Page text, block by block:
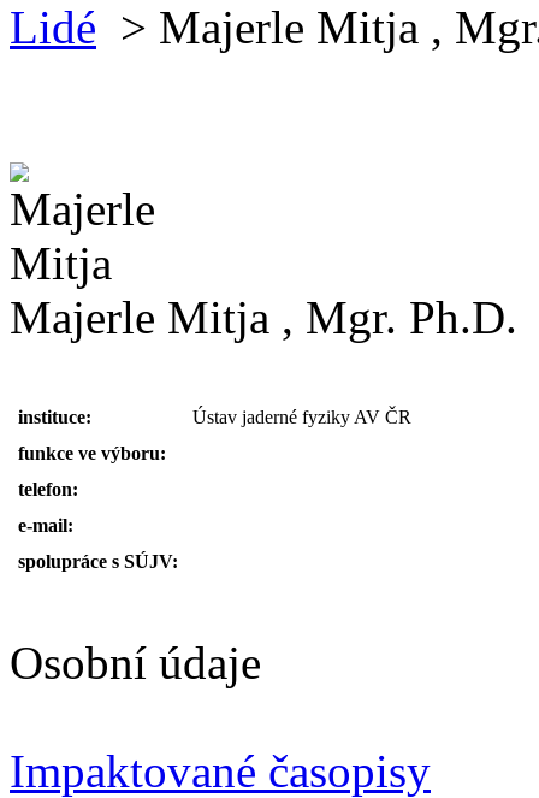
Lidé > Majerle Mitja ,
Majerle Mitja , Mgr. Ph.D.
instituce:
Ústav jaderné fyziky AV ČR
funkce ve výboru:
telefon:
e-mail:
spolupráce s SÚJV:
Osobní údaje
Impaktované časopisy